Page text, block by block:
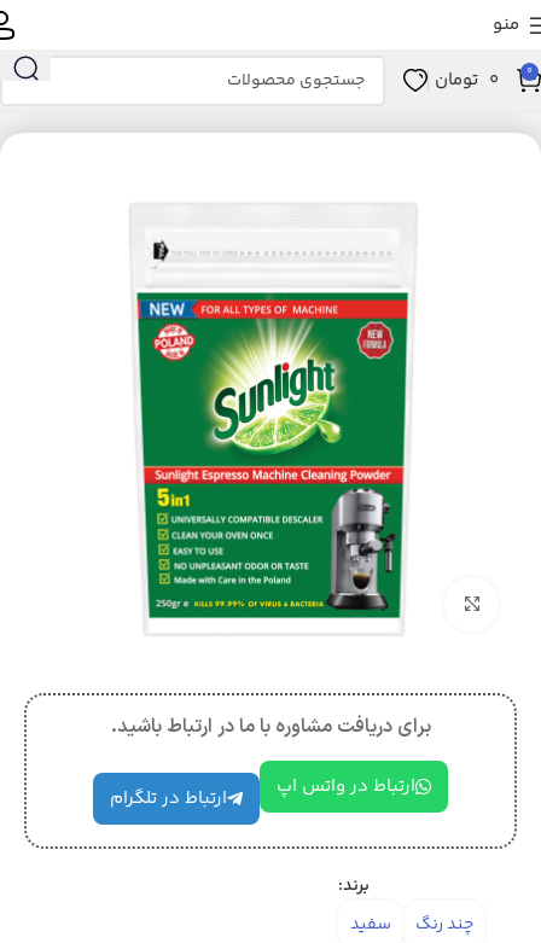
منو
0
0 تومان
خانه لوازم خانگی برقی نوشیدنی ساز لوازم جانبی و مصرفی نوشیدنی‌ساز
بزرگنمایی تصویر
برای دریافت مشاوره با ما در ارتباط باشید.
ارتباط در واتس اپ ارتباط در تلگرام
برند:
چند رنگ
سفید